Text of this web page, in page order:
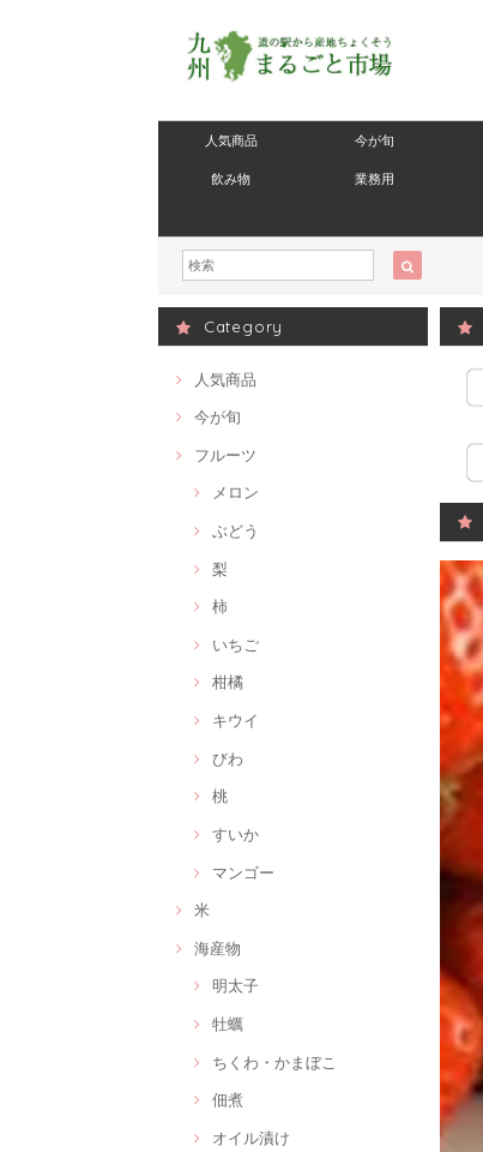
人気商品 今が旬
飲み物 業務用
Category
人気商品
今が旬
フルーツ
メロン
ぶどう
梨
柿
いちご
柑橘
キウイ
びわ
桃
すいか
マンゴー
米
海産物
明太子
牡蠣
ちくわ・かまぼこ
佃煮
オイル漬け